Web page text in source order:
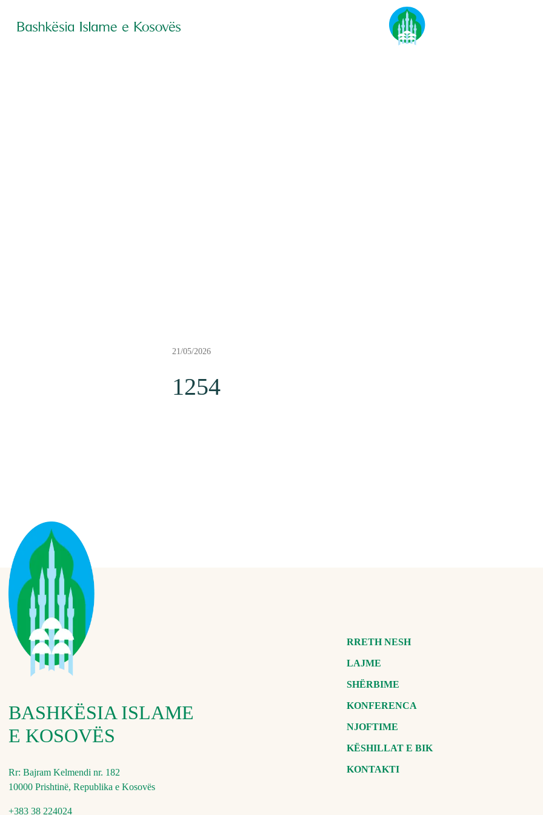
21/05/2026
1254
BASHKËSIA ISLAME
E KOSOVËS
Rr: Bajram Kelmendi nr. 182
10000 Prishtinë, Republika e Kosovës
+383 38 224024
RRETH NESH
LAJME
SHËRBIME
KONFERENCA
NJOFTIME
KËSHILLAT E BIK
KONTAKTI